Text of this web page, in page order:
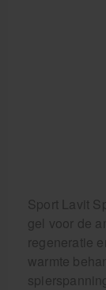
Sport Lavit
gel voor de
regeneratie
warmte